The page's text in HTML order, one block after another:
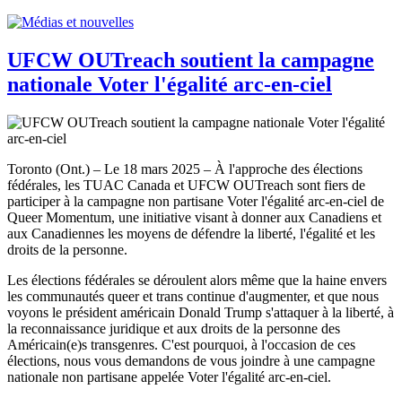
UFCW OUTreach soutient la campagne
nationale Voter l'égalité arc-en-ciel
Toronto (Ont.) – Le 18 mars 2025 – À l'approche des élections
fédérales, les TUAC Canada et UFCW OUTreach sont fiers de
participer à la campagne non partisane Voter l'égalité arc-en-ciel de
Queer Momentum, une initiative visant à donner aux Canadiens et
aux Canadiennes les moyens de défendre la liberté, l'égalité et les
droits de la personne.
Les élections fédérales se déroulent alors même que la haine envers
les communautés queer et trans continue d'augmenter, et que nous
voyons le président américain Donald Trump s'attaquer à la liberté, à
la reconnaissance juridique et aux droits de la personne des
Américain(e)s transgenres. C'est pourquoi, à l'occasion de ces
élections, nous vous demandons de vous joindre à une campagne
nationale non partisane appelée Voter l'égalité arc-en-ciel.